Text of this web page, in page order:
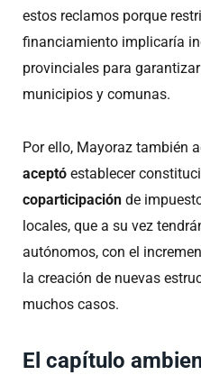
estos reclamos porque
financiamiento implicaría
provinciales para
municipios y comunas.
Por ello, Mayoraz también
aceptó establecer
coparticipación de
locales, que a su vez
autónomos, con el
la creación de nuevas
muchos casos.
El capítulo